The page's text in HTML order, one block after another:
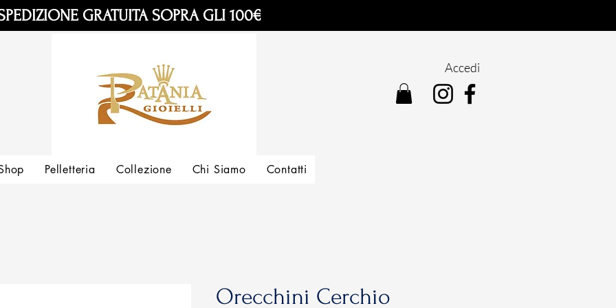
GRATUITA SOPRA GLI 100€
Accedi
Orecchini Cerchio
Pelletteria Collezione Chi Siamo Contatti